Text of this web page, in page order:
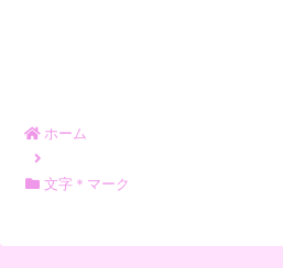
ホーム
文字＊マーク